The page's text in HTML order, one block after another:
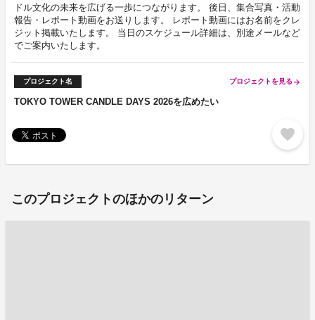
ドル文化の未来を広げる一歩につながります。 後日、集合写真・活動
報告・レポート動画をお送りします。 レポート動画にはお名前をクレ
ジット掲載いたします。 当日のスケジュール詳細は、別途メールなど
でご案内いたします。
プロジェクト名 プロジェクトを見る arrow_forward
TOKYO TOWER CANDLE DAYS 2026を広めたい
favorite
このプロジェクトのほかのリターン